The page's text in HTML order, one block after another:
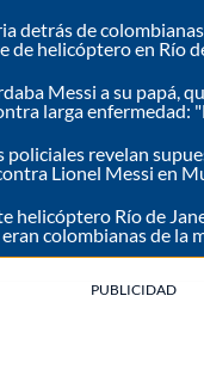
detrás de
de helicóptero en Río
Messi a su papá,
larga enfermedad:
policiales revelan
Lionel Messi en
helicóptero Río de
colombianas de la
PUBLICIDAD